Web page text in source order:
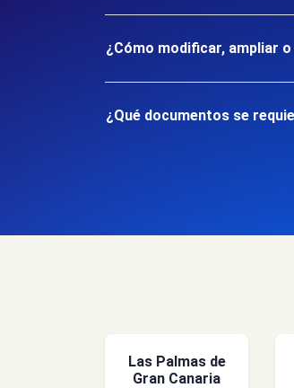
¿Cómo modificar, ampliar
¿Qué documentos se
Las Palmas de
Gran Canaria